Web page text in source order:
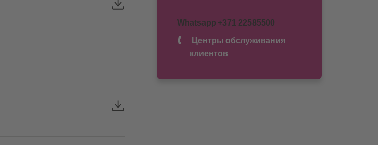
Whatsapp +371 22585500
Центры обслуживания
клиентов